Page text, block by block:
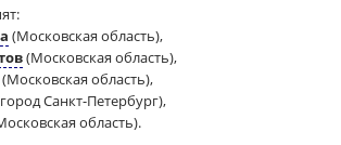
(Московская область),
(Московская область),
(Московская область),
Санкт-Петербург),
область).